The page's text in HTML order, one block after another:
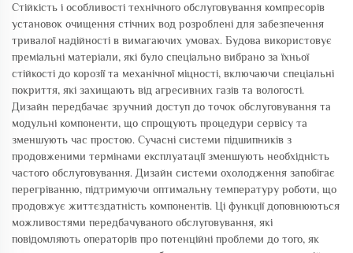
Стійкість і особливості технічного обслуговування компресорів
установок очищення стічних вод розроблені для забезпечення
тривалої надійності в вимагаючих умовах. Будова використовує
преміальні матеріали, які було спеціально вибрано за їхньої
стійкості до корозії та механічної міцності, включаючи спеціальні
покриття, які захищають від агресивних газів та вологості.
Дизайн передбачає зручний доступ до точок обслуговування та
модульні компоненти, що спрощують процедури сервісу та
зменшують час простою. Сучасні системи підшипників з
продовженими термінами експлуатації зменшують необхідність
частого обслуговування. Дизайн системи охолодження запобігає
перегріванню, підтримуючи оптимальну температуру роботи, що
продовжує життєздатність компонентів. Ці функції доповнюються
можливостями передбачуваного обслуговування, які
повідомляють операторів про потенційні проблеми до того, як